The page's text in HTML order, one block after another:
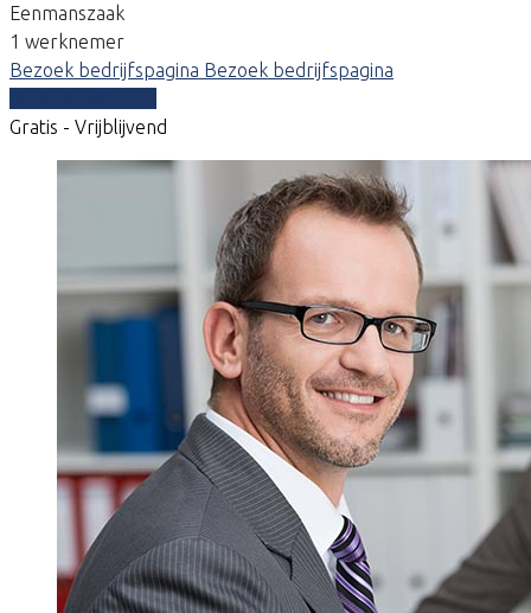
Eenmanszaak
1 werknemer
Bezoek bedrijfspagina Bezoek bedrijfspagina
Gratis - Vrijblijvend